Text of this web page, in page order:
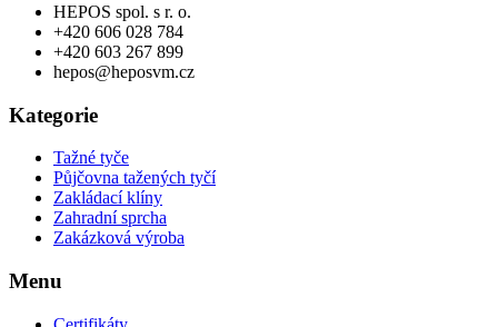
HEPOS spol. s r. o.
+420 606 028 784
+420 603 267 899
hepos@heposvm.cz
Kategorie
Tažné tyče
Půjčovna tažených tyčí
Zakládací klíny
Zahradní sprcha
Zakázková výroba
Menu